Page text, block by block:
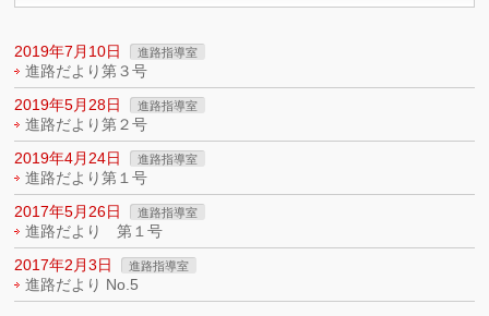
2019年7月10日 進路指導室
進路だより第３号
2019年5月28日
進路指導室
進路だより第２号
2019年4月24日
進路指導室
進路だより第１号
2017年5月26日
進路指導室
進路だより 第１号
2017年2月3日
進路指導室
進路だより No.5